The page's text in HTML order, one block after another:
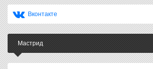
Вконтакте
Мастрид